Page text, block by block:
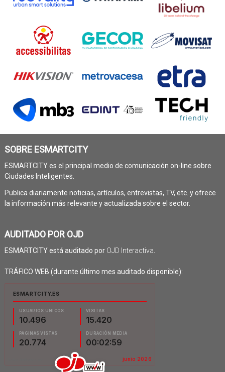
SOBRE ESMARTCITY
ESMARTCITY es el principal medio de comunicación on-line sobre
Ciudades Inteligentes.
Publica diariamente noticias, artículos, entrevistas, TV, etc. y ofrece
la información más relevante y actualizada sobre el sector.
AUDITADO POR OJD
ESMARTCITY está auditado por OJD Interactiva
TRÁFICO WEB (durante último mes auditado disponible):